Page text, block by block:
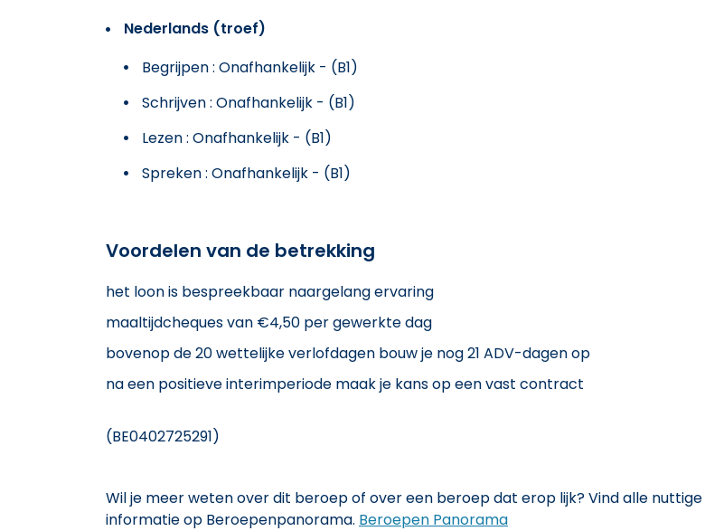
Nederlands (troef)
Begrijpen : Onafhankelijk - (B1)
Schrijven : Onafhankelijk - (B1)
Lezen : Onafhankelijk - (B1)
Spreken : Onafhankelijk - (B1)
Voordelen van de betrekking
het loon is bespreekbaar naargelang ervaring
maaltijdcheques van €4,50 per gewerkte dag
bovenop de 20 wettelijke verlofdagen bouw je nog 21 ADV-dagen op
na een positieve interimperiode maak je kans op een vast contract
(BE0402725291)
Wil je meer weten over dit beroep of over een beroep dat erop lijk? Vind alle nuttige
informatie op Beroepenpanorama. Beroepen Panorama